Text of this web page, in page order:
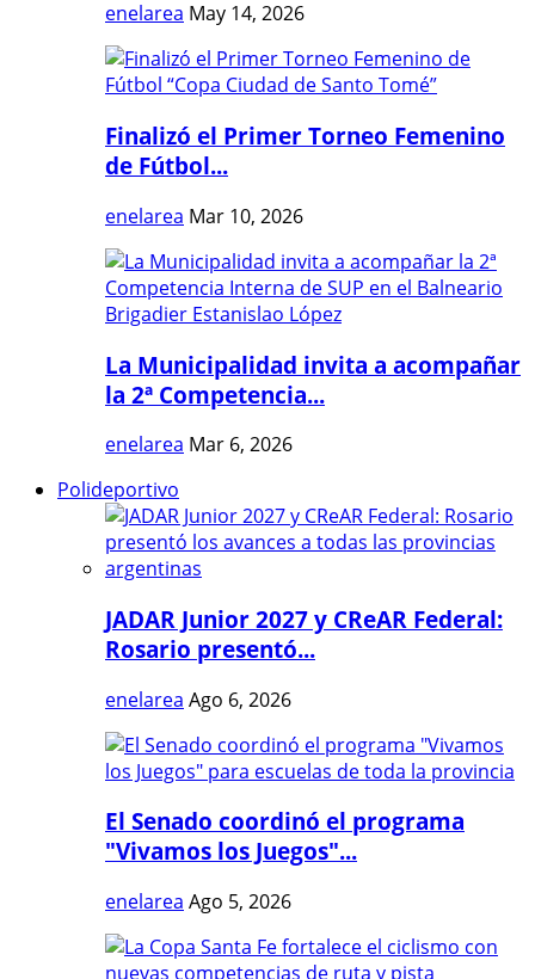
enelarea May 14, 2026
Finalizó el Primer Torneo Femenino
de Fútbol...
enelarea Mar 10, 2026
La Municipalidad invita a acompañar
la 2ª Competencia...
enelarea Mar 6, 2026
Polideportivo
JADAR Junior 2027 y CReAR Federal:
Rosario presentó...
enelarea Ago 6, 2026
El Senado coordinó el programa
"Vivamos los Juegos"...
enelarea Ago 5, 2026